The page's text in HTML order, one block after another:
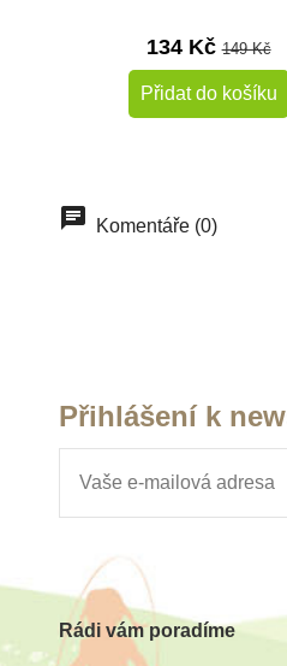
134 Kč149 Kč
Přidat do košíku
Komentáře (0)
Přihlášení k
Rádi vám poradíme